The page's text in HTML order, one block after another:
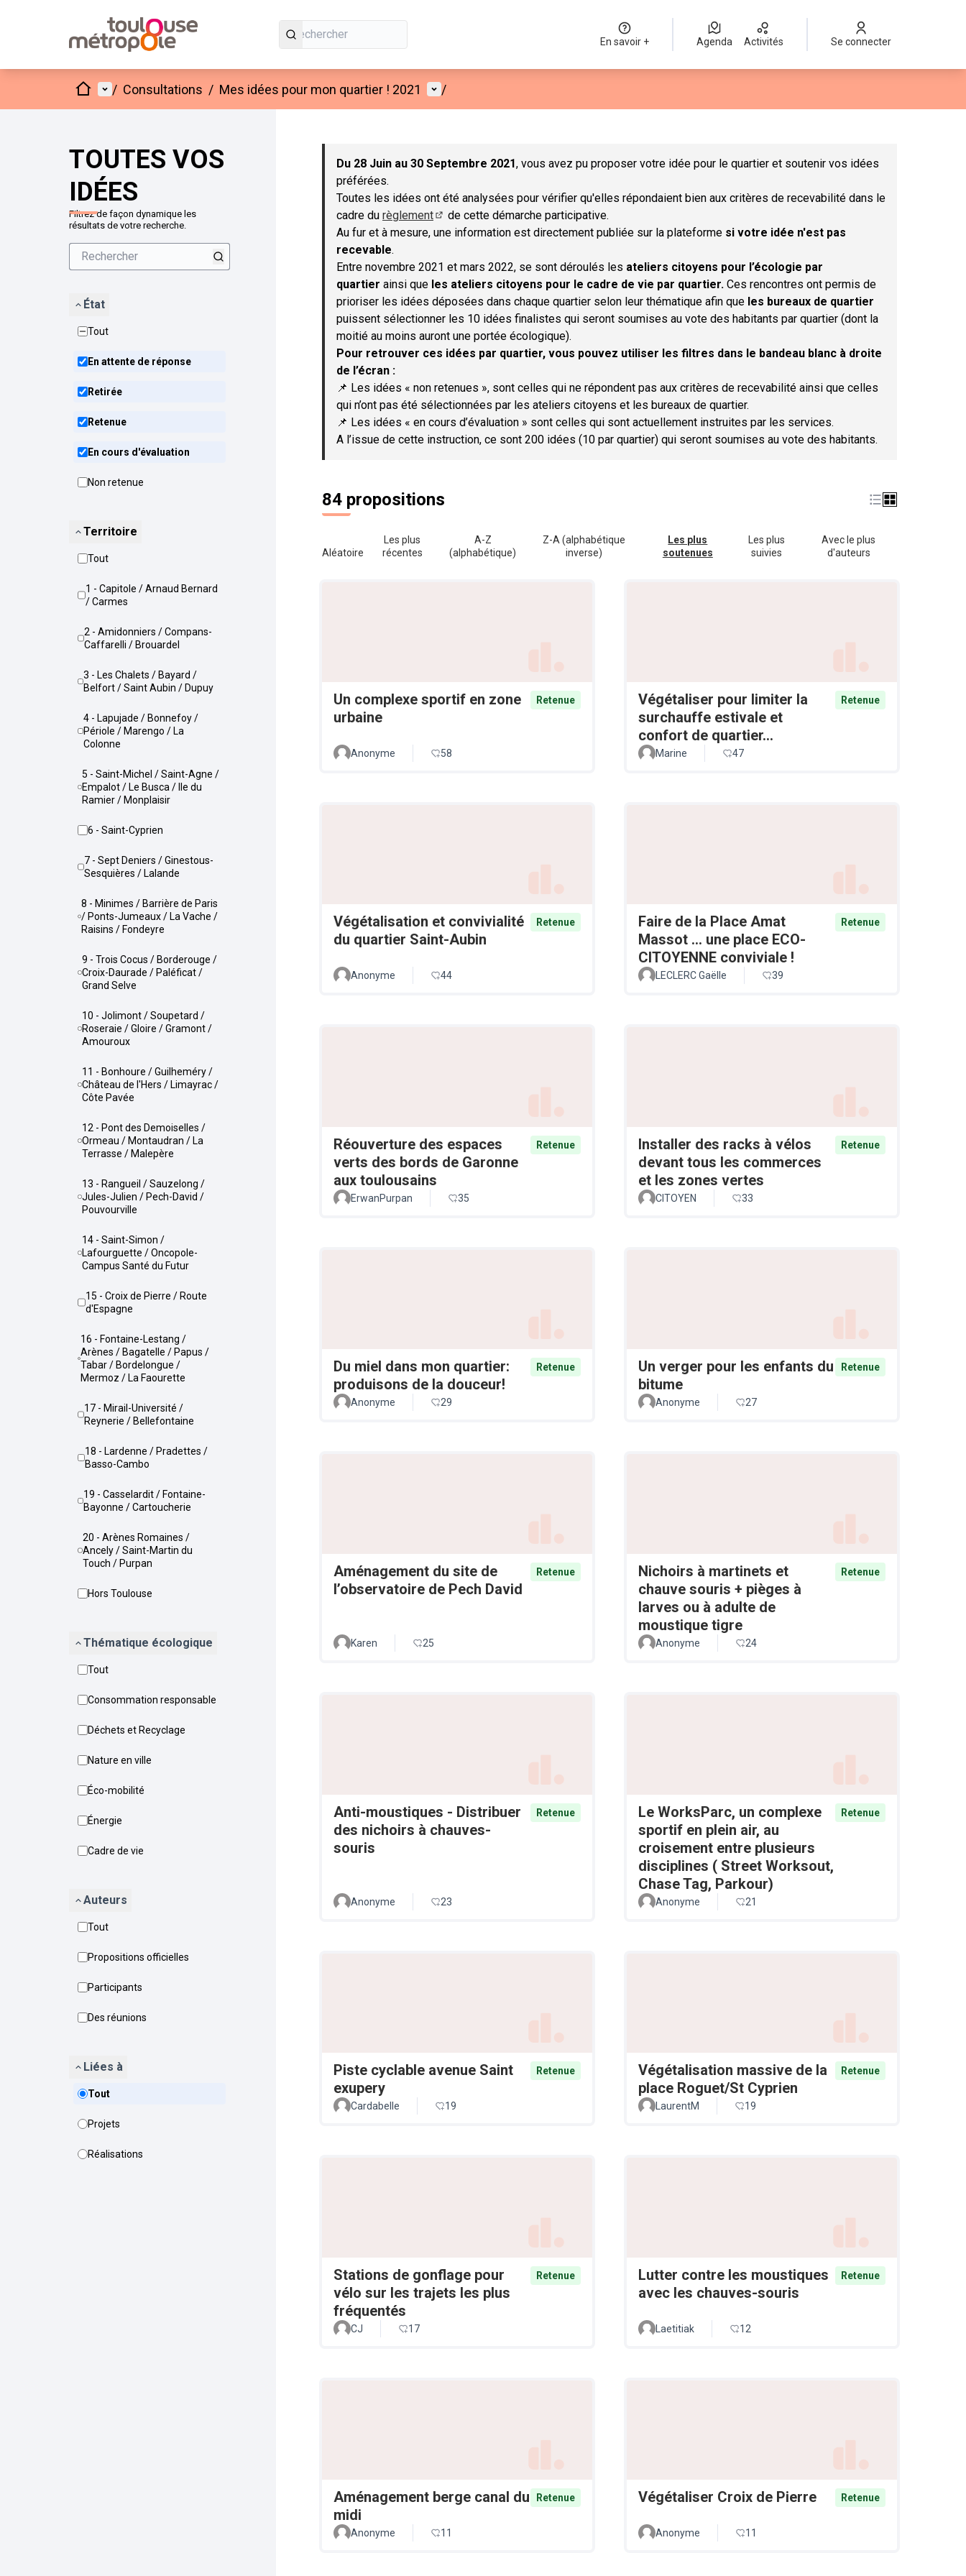
En savoir + Agenda Activités Se connecter
AccueilMenu principal
/ Consultations / Mes idées pour mon quartier ! 2021 Menu utilisateur
/
TOUTES VOS
IDÉES
Filtrez de façon dynamique les
résultats de votre recherche.
État
Tout
En attente de réponse
Retirée
Retenue
En cours d'évaluation
Non retenue
Territoire
Tout
1 - Capitole / Arnaud Bernard
/ Carmes
2 - Amidonniers / Compans-
Caffarelli / Brouardel
3 - Les Chalets / Bayard /
Belfort / Saint Aubin / Dupuy
4 - Lapujade / Bonnefoy /
Périole / Marengo / La
Colonne
5 - Saint-Michel / Saint-Agne /
Empalot / Le Busca / Ile du
Ramier / Monplaisir
6 - Saint-Cyprien
7 - Sept Deniers / Ginestous-
Sesquières / Lalande
8 - Minimes / Barrière de Paris
/ Ponts-Jumeaux / La Vache /
Raisins / Fondeyre
9 - Trois Cocus / Borderouge /
Croix-Daurade / Paléficat /
Grand Selve
10 - Jolimont / Soupetard /
Roseraie / Gloire / Gramont /
Amouroux
11 - Bonhoure / Guilheméry /
Château de l'Hers / Limayrac /
Côte Pavée
12 - Pont des Demoiselles /
Ormeau / Montaudran / La
Terrasse / Malepère
13 - Rangueil / Sauzelong /
Jules-Julien / Pech-David /
Pouvourville
14 - Saint-Simon /
Lafourguette / Oncopole-
Campus Santé du Futur
15 - Croix de Pierre / Route
d'Espagne
16 - Fontaine-Lestang /
Arènes / Bagatelle / Papus /
Tabar / Bordelongue /
Mermoz / La Faourette
17 - Mirail-Université /
Reynerie / Bellefontaine
18 - Lardenne / Pradettes /
Basso-Cambo
19 - Casselardit / Fontaine-
Bayonne / Cartoucherie
20 - Arènes Romaines /
Ancely / Saint-Martin du
Touch / Purpan
Hors Toulouse
Thématique écologique
Tout
Consommation responsable
Déchets et Recyclage
Nature en ville
Éco-mobilité
Énergie
Cadre de vie
Auteurs
Tout
Propositions officielles
Participants
Des réunions
Liées à
Tout
Projets
Réalisations
Passer la carte
Du 28 Juin au 30 Septembre 2021, vous avez pu proposer votre idée pour le quartier et soutenir vos idées
préférées.
Toutes les idées ont été analysées pour vérifier qu'elles répondaient bien aux critères de recevabilité dans le
cadre du règlement
(S'ouvre dans un nouvel onglet)
de cette démarche participative.
Au fur et à mesure, une information est directement publiée sur la plateforme si votre idée n'est pas
recevable.
Entre novembre 2021 et mars 2022, se sont déroulés les ateliers citoyens pour l’écologie par
quartier ainsi que les ateliers citoyens pour le cadre de vie par quartier. Ces rencontres ont permis de
prioriser les idées déposées dans chaque quartier selon leur thématique afin que les bureaux de quartier
puissent sélectionner les 10 idées finalistes qui seront soumises au vote des habitants par quartier (dont la
moitié au moins auront une portée écologique).
Pour retrouver ces idées par quartier, vous pouvez utiliser les filtres dans le bandeau blanc à droite
de l’écran :
📌 Les idées « non retenues », sont celles qui ne répondent pas aux critères de recevabilité ainsi que celles
qui n’ont pas été sélectionnées par les ateliers citoyens et les bureaux de quartier.
📌 Les idées « en cours d’évaluation » sont celles qui sont actuellement instruites par les services.
A l’issue de cette instruction, ce sont 200 idées (10 par quartier) qui seront soumises au vote des habitants.
84 propositions
Aléatoire
Les plus
récentes
A-Z
(alphabétique)
Z-A (alphabétique
inverse)
Les plus
soutenues
Les plus
suivies
Avec le plus
d'auteurs
Un complexe sportif en zone
urbaine
Retenue
Anonyme 58
Végétaliser pour limiter la
surchauffe estivale et
confort de quartier...
Retenue
Marine 47
Végétalisation et convivialité
du quartier Saint-Aubin
Retenue
Anonyme 44
Faire de la Place Amat
Massot ... une place ECO-
CITOYENNE conviviale !
Retenue
LECLERC Gaëlle 39
Réouverture des espaces
verts des bords de Garonne
aux toulousains
Retenue
ErwanPurpan 35
Installer des racks à vélos
devant tous les commerces
et les zones vertes
Retenue
CITOYEN 33
Du miel dans mon quartier:
produisons de la douceur!
Retenue
Anonyme 29
Un verger pour les enfants du
bitume
Retenue
Anonyme 27
Aménagement du site de
l’observatoire de Pech David
Retenue
Karen 25
Nichoirs à martinets et
chauve souris + pièges à
larves ou à adulte de
moustique tigre
Retenue
Anonyme 24
Anti-moustiques - Distribuer
des nichoirs à chauves-
souris
Retenue
Anonyme 23
Le WorksParc, un complexe
sportif en plein air, au
croisement entre plusieurs
disciplines ( Street Worksout,
Chase Tag, Parkour)
Retenue
Anonyme 21
Piste cyclable avenue Saint
exupery
Retenue
Cardabelle 19
Végétalisation massive de la
place Roguet/St Cyprien
Retenue
LaurentM 19
Stations de gonflage pour
vélo sur les trajets les plus
fréquentés
Retenue
CJ 17
Lutter contre les moustiques
avec les chauves-souris
Retenue
Laetitiak 12
Aménagement berge canal du
midi
Retenue
Anonyme 11
Végétaliser Croix de Pierre Retenue
Anonyme 11